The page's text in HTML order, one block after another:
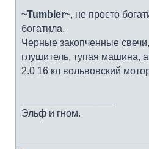
~Tumbler~, не просто
богатила.
Черные закопченные
глушитель, тупая машина,
2.0 16 кл вольвовский
Эльф и гном.